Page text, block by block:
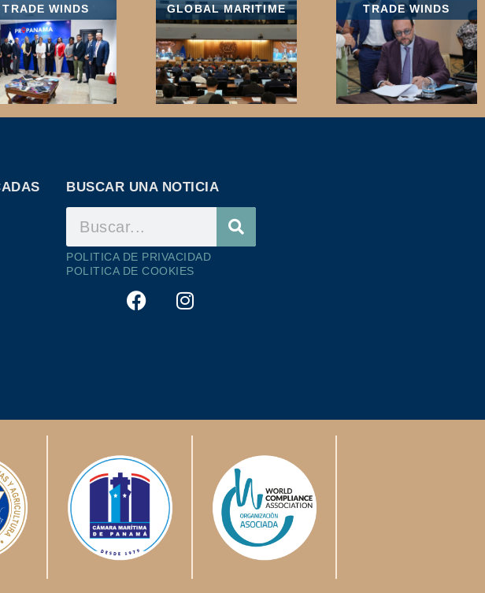
TRADE WINDS GLOBAL MARITIME TRADE WINDS
BUSCAR UNA NOTICIA
POLITICA DE PRIVACIDAD
POLITICA DE COOKIES